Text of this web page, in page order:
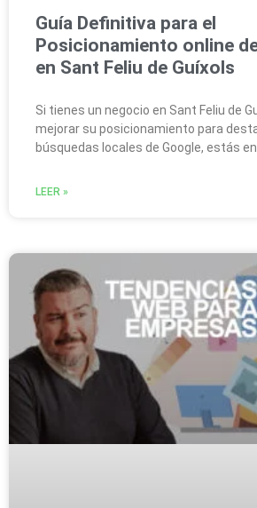
Guía Definitiva para el
Posicionamiento online
en Sant Feliu de Guíxols
Si tienes un negocio en Sant Feliu de
mejorar su posicionamiento para
búsquedas locales de Google, estás en
LEER »